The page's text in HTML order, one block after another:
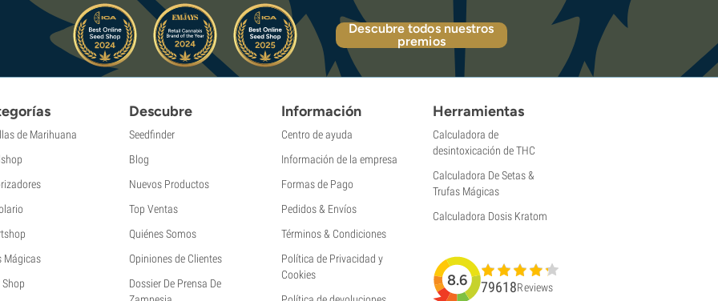
Descubre todos nuestros
premios
de Marihuana
Mágicas
Shop
Descubre
Seedfinder
Blog
Nuevos Productos
Top Ventas
Quiénes Somos
Opiniones de Clientes
Dossier De Prensa De
Información
Centro de ayuda
Información de la empresa
Formas de Pago
Pedidos & Envíos
Términos & Condiciones
Política de Privacidad y
Cookies
Herramientas
Calculadora de
desintoxicación de THC
Calculadora De Setas &
Trufas Mágicas
Calculadora Dosis Kratom
8.6 79618Reviews